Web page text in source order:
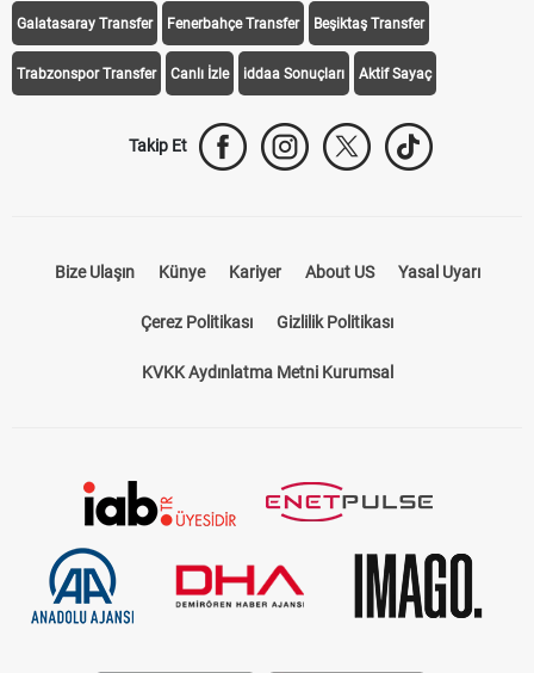
Galatasaray Transfer Fenerbahçe Transfer Beşiktaş Transfer
Trabzonspor Transfer Canlı İzle iddaa Sonuçları Aktif Sayaç
Takip Et
Bize Ulaşın Künye Kariyer About US Yasal Uyarı
Çerez Politikası Gizlilik Politikası
KVKK Aydınlatma Metni Kurumsal